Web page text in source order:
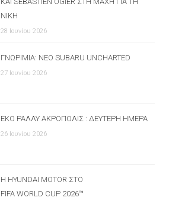
ΝΊΚΗ
28 Ιουνίου 2026
ΓΝΩΡΙΜΊΑ: ΝΈΟ SUBARU UNCHARTED
27 Ιουνίου 2026
ΕΚΟ ΡΆΛΛΥ ΑΚΡΌΠΟΛΙΣ : ΔΕΎΤΕΡΗ ΗΜΈΡΑ
26 Ιουνίου 2026
Η HYUNDAI MOTOR ΣΤΟ
FIFA WORLD CUP 2026™